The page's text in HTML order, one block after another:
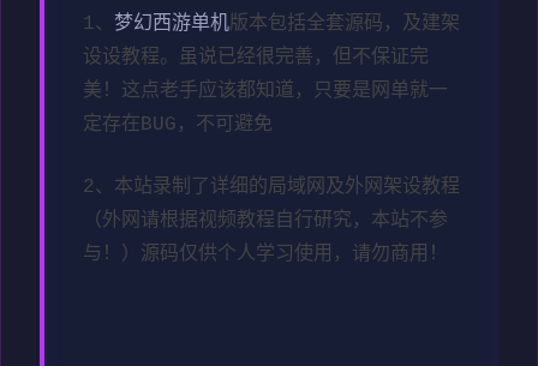
1、 梦幻西游单机版本包括全套源码，及建架
设设教程。虽说已经很完善，但不保证完
美！这点老手应该都知道，只要是网单就一
定存在BUG，不可避免
2、本站录制了详细的局域网及外网架设教程
（外网请根据视频教程自行研究，本站不参
与！）源码仅供个人学习使用，请勿商用！